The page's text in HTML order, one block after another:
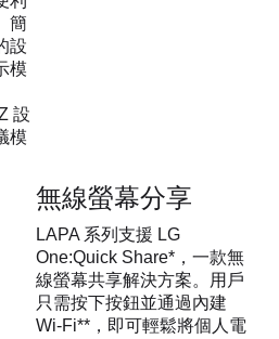
簡
設
模
設
模
無線螢幕分享
LAPA 系列支援 LG
One:Quick Share*，一款無
線螢幕共享解決方案。用戶
只需按下按鈕並通過內建
Wi-Fi**，即可輕鬆將個人電